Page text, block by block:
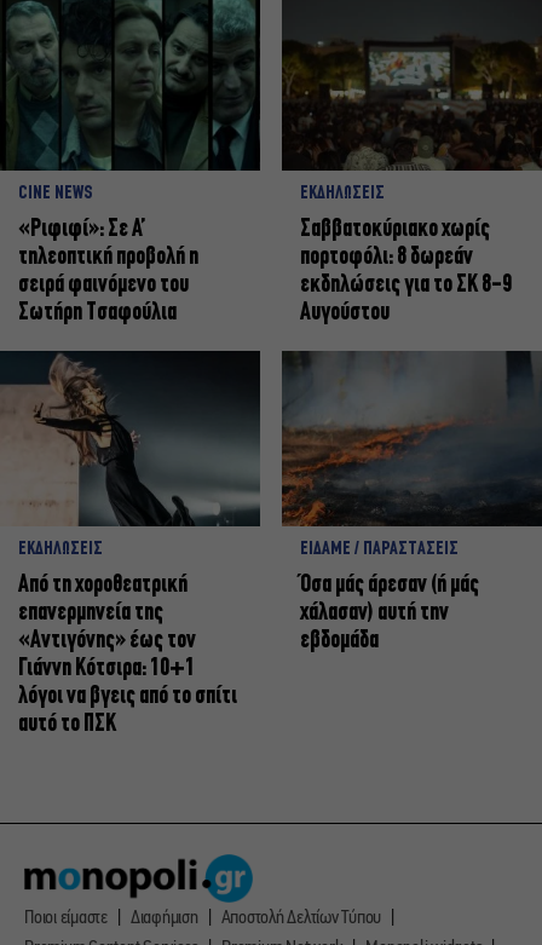
CINE NEWS
«Ριφιφί»: Σε Α’
τηλεοπτική προβολή η
σειρά φαινόμενο του
Σωτήρη Τσαφούλια
ΕΚΔΗΛΩΣΕΙΣ
Σαββατοκύριακο χωρίς
πορτοφόλι: 8 δωρεάν
εκδηλώσεις για το ΣΚ 8-9
Αυγούστου
ΕΚΔΗΛΩΣΕΙΣ
Από τη χοροθεατρική
επανερμηνεία της
«Αντιγόνης» έως τον
Γιάννη Κότσιρα: 10+1
λόγοι να βγεις από το σπίτι
αυτό το ΠΣΚ
ΕΙΔΑΜΕ / ΠΑΡΑΣΤΑΣΕΙΣ
Όσα μάς άρεσαν (ή μάς
χάλασαν) αυτή την
εβδομάδα
Ποιοι είμαστε Διαφήμιση
Αποστολή Δελτίων Τύπου